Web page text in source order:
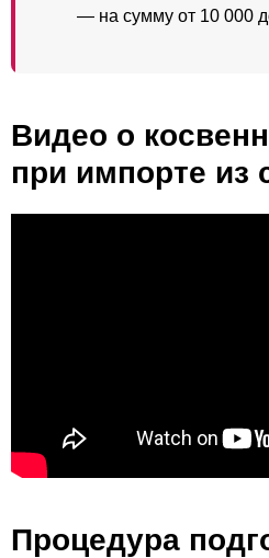
— на сумму от 10 000
Видео о
при импорте из
Процедура